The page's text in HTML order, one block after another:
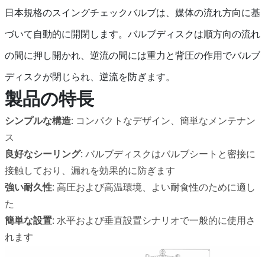
日本規格のスイングチェックバルブは、媒体の流れ方向に基
づいて自動的に開閉します。バルブディスクは順方向の流れ
の間に押し開かれ、逆流の間には重力と背圧の作用でバルブ
ディスクが閉じられ、逆流を防ぎます。
製品の特長
シンプルな構造: コンパクトなデザイン、簡単なメンテナン
ス
良好なシーリング: バルブディスクはバルブシートと密接に
接触しており、漏れを効果的に防ぎます
強い耐久性: 高圧および高温環境、よい耐食性のために適し
た
簡単な設置: 水平および垂直設置シナリオで一般的に使用さ
れます